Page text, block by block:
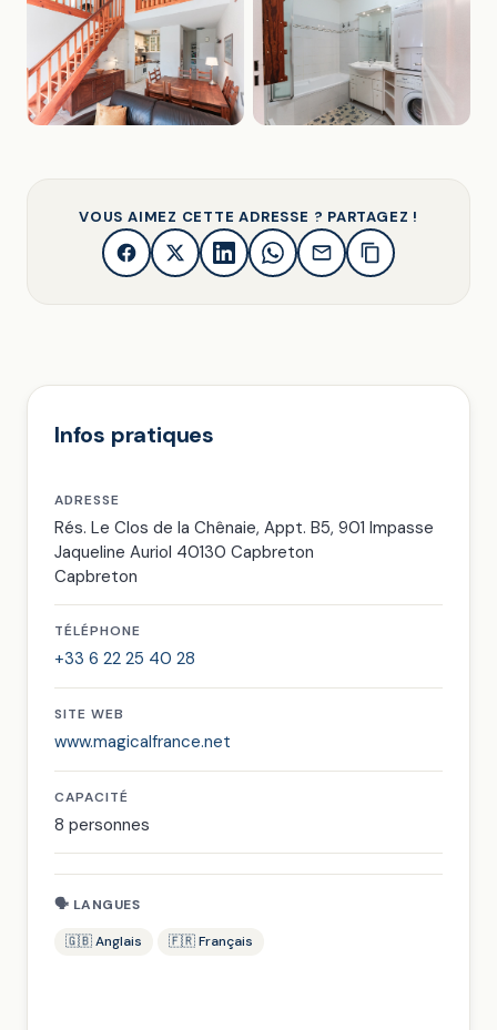
VOUS AIMEZ CETTE ADRESSE ? PARTAGEZ !
Infos pratiques
ADRESSE
Rés. Le Clos de la Chênaie, Appt. B5, 901 Impasse
Jaqueline Auriol 40130 Capbreton
Capbreton
TÉLÉPHONE
+33 6 22 25 40 28
SITE WEB
www.magicalfrance.net
CAPACITÉ
8 personnes
🗣 LANGUES
🇬🇧 Anglais 🇫🇷 Français